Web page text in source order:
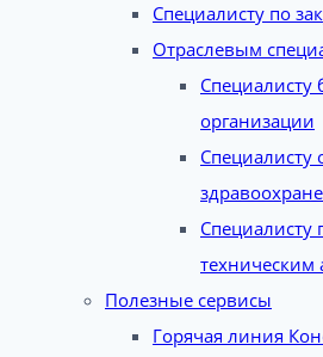
Специалисту по
Отраслевым
организации
Специалисту
техническим
Полезные сервисы
Горячая линия